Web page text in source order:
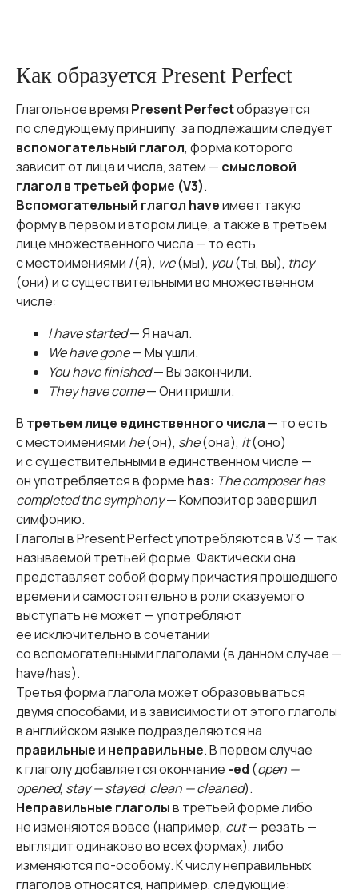
Как образуется Present Perfect
Глагольное время Present Perfectобразуется
по следующему принципу: за подлежащим следует
вспомогательный глагол, форма которого
зависит от лица и числа, затем — смысловой
глагол в третьей форме (V3).
Вспомогательный глагол haveимеет такую
форму в первом и втором лице, а также в третьем
лице множественного числа — то есть
с местоимениями I(я), we(мы), you(ты, вы), they
(они) и с существительными во множественном
числе:
I have started— Я начал.
We have gone— Мы ушли.
You have finished— Вы закончили.
They have come— Они пришли.
В третьем лице единственного числа — то есть
с местоимениями he(он), she(она), it(оно)
и с существительными в единственном числе —
он употребляется в форме has: The composer has
completed the symphony— Композитор завершил
симфонию.
Глаголы в Present Perfect употребляются в V3 — так
называемой третьей форме. Фактически она
представляет собой форму причастия прошедшего
времени и самостоятельно в роли сказуемого
выступать не может — употребляют
ее исключительно в сочетании
со вспомогательными глаголами (в данном случае —
have/has).
Третья форма глагола может образовываться
двумя способами, и в зависимости от этого глаголы
в английском языке подразделяются на
правильныеи неправильные. В первом случае
к глаголу добавляется окончание -ed (open —
opened, stay — stayed, clean — cleaned).
Неправильные глаголыв третьей форме либо
не изменяются вовсе (например, cut— резать —
выглядит одинаково во всех формах), либо
изменяются по-особому. К числу неправильных
глаголов относятся, например, следующие: